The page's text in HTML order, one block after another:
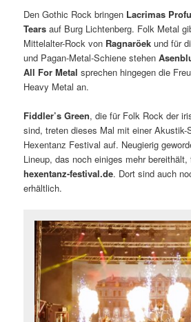
Den Gothic Rock bringen Lacrimas
Tears auf Burg Lichtenberg. Folk Metal
Mittelalter-Rock von Ragnaröek und für
und Pagan-Metal-Schiene stehen
All For Metal sprechen hingegen die
Heavy Metal an.
Fiddler’s Green, die für Folk Rock der
sind, treten dieses Mal mit einer Akustik-
Hexentanz Festival auf. Neugierig
Lineup, das noch einiges mehr
hexentanz-festival.de. Dort sind auch
erhältlich.